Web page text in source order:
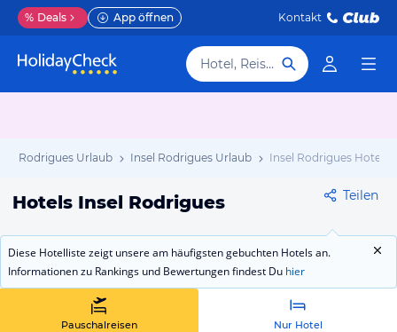
% Deals App öffnen Kontakt
Hotel, Reiseziel
Rodrigues Urlaub Insel Rodrigues Urlaub Insel Rodrigues Hotels
Hotels Insel Rodrigues Teilen
Diese Hotelliste zeigt unsere am häufigsten gebuchten Hotels an.
Informationen zu Rankings und Bewertungen findest Du hier
Pauschalreisen Nur Hotel